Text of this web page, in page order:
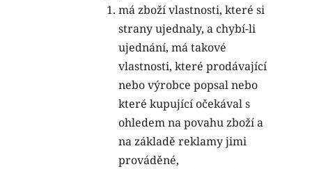
má zboží vlastnosti, které si
strany ujednaly, a chybí-li
ujednání, má takové
vlastnosti, které prodávající
nebo výrobce popsal nebo
které kupující očekával s
ohledem na povahu zboží a
na základě reklamy jimi
prováděné,